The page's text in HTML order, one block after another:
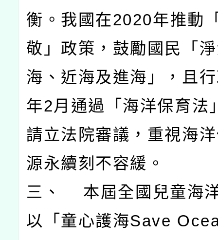
衡。我國在2020年推動
敬」政策，鼓勵國民「
海、近海及進海」，且
年2月通過「海洋保育法
請立法院審議，重視海
源永續刻不容緩。
三、 本屆全國兒童海
以「童心護海Save